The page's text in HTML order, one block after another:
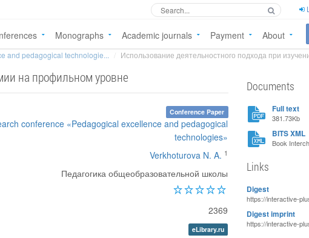
Monographs Academic journals Payment About
and pedagogical technologie... Использование деятельностного подхода при
на профильном уровне
Conference Paper
conference «Pedagogical excellence and pedagogical
technologies»
Verkhoturova N. A. 1
Педагогика общеобразовательной школы
2369
eLibrary.ru
Documents
Full text
381.73Kb
BITS XML
Book
Links
Digest
https://interactive-
Digest imprint
https://interactive-